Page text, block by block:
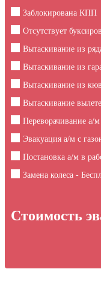
Заблокирована КПП
Отсутствует
Вытаскивание из
Вытаскивание из
Вытаскивание из
Вытаскивание
Переворачивание а/
Эвакуация а/м с
Постановка а/м в
Замена колеса -
Стоимость